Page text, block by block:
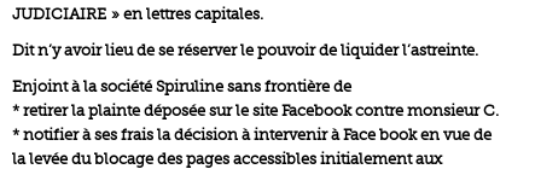
JUDICIAIRE » en lettres capitales.
Dit n’y avoir lieu de se réserver le pouvoir de liquider l’astreinte.
Enjoint à la société Spiruline sans frontière de
* retirer la plainte déposée sur le site Facebook contre monsieur C.
* notifier à ses frais la décision à intervenir à Face book en vue de
la levée du blocage des pages accessibles initialement aux